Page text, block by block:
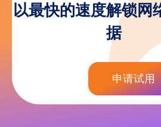
以最快的速度解锁网
据
申请试用